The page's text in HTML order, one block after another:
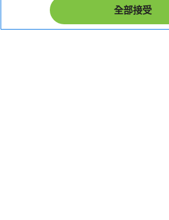
全部接受